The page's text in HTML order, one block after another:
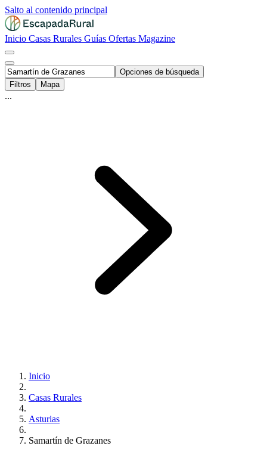
Salto al contenido principal
Inicio Casas Rurales Guías Ofertas Magazine
Opciones de búsqueda
Filtros
Mapa
...
Inicio
Casas Rurales
Asturias
Samartín de Grazanes